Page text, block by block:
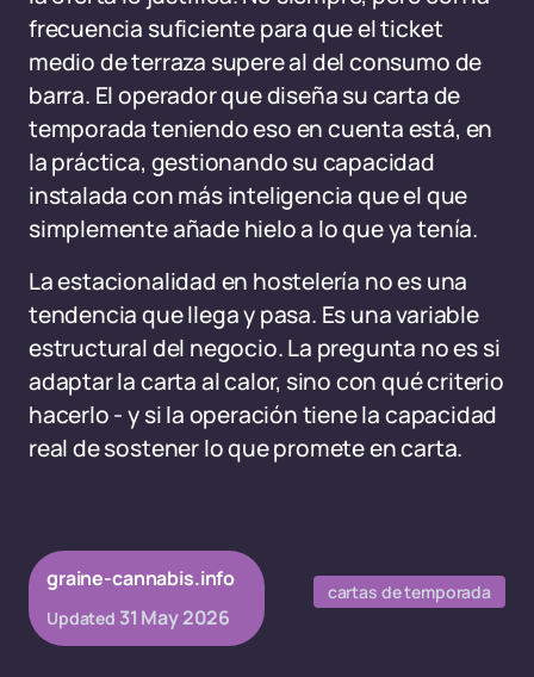
frecuencia suficiente para que el ticket
medio de terraza supere al del consumo de
barra. El operador que diseña su carta de
temporada teniendo eso en cuenta está, en
la práctica, gestionando su capacidad
instalada con más inteligencia que el que
simplemente añade hielo a lo que ya tenía.
La estacionalidad en hostelería no es una
tendencia que llega y pasa. Es una variable
estructural del negocio. La pregunta no es si
adaptar la carta al calor, sino con qué criterio
hacerlo - y si la operación tiene la capacidad
real de sostener lo que promete en carta.
graine-cannabis.info
Updated 31 May 2026
cartas de temporada